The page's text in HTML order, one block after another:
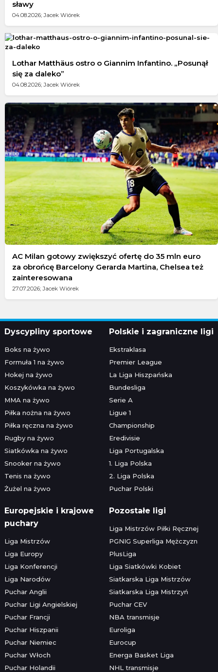
sławy
04.08.2026; Jacek Wiórek
Lothar Matthäus ostro o Giannim Infantino. „Posunął
się za daleko”
04.08.2026; Jacek Wiórek
AC Milan gotowy zwiększyć ofertę do 35 mln euro
za obrońcę Barcelony Gerarda Martina, Chelsea też
zainteresowana
27.07.2026; Jacek Wiórek
Dyscypliny sportowe
Boks na żywo
Formuła 1 na żywo
Hokej na żywo
Koszykówka na żywo
MMA na żywo
Piłka nożna na żywo
Piłka ręczna na żywo
Rugby na żywo
Siatkówka na żywo
Snooker na żywo
Tenis na żywo
Żużel na żywo
Polskie i zagraniczne ligi
Ekstraklasa
Premier League
La Liga Hiszpańska
Bundesliga
Serie A
Ligue 1
Championship
Eredivisie
Liga Portugalska
1. Liga Polska
2. Liga Polska
Puchar Polski
Europejskie i krajowe
puchary
Liga Mistrzów
Liga Europy
Liga Konferencji
Liga Narodów
Puchar Anglii
Puchar Ligi Angielskiej
Puchar Francji
Puchar Hiszpanii
Puchar Niemiec
Puchar Włoch
Puchar Holandii
Pozostałe ligi
Liga Mistrzów Piłki Ręcznej
PGNIG Superliga Mężczyzn
PlusLiga
Liga Siatkówki Kobiet
Siatkarska Liga Mistrzów
Siatkarska Liga Mistrzyń
Puchar CEV
NBA transmisje
Euroliga
Eurocup
Energa Basket Liga
NHL transmisje